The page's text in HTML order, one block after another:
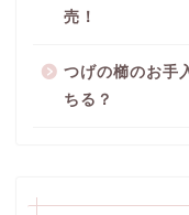
売！
つげの櫛のお手
ちる？